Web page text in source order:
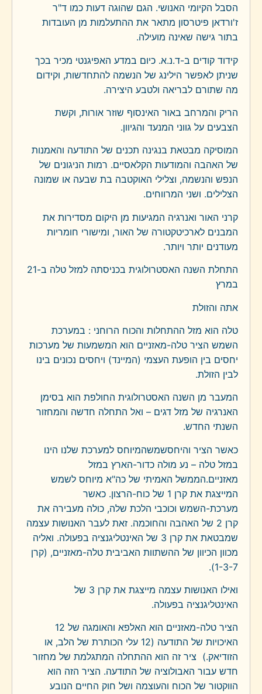
הסבל הקיומי האנושי. הגם שהוגה דעות כמו ד"ר
ז'ורדאן פיטרסון מתאר את ההתעלמות מן העובדות
בתור גישה שאינה מועילה.
קידוד קודים ב-ד.נ.א. כיום במדע האפיגנטי מכיר בכך
שניתן לאפשר הילינג של הנשמה להתחדשות, וקידום
מה שתורם לבריאה ולטבע היצירה.
הריק והמרחב באור האינסוף שוזר אורות, וקשת
הצבעים על גווני המנעד והגיוון.
המוסיקה מבטאת בנגינה תכנים של התודעה והאמנות
של האהבה והמודעות הקלאסיים. רמות הניגונים של
הנפש והנשמה, וצלילי האוקטבה בת שבעה או שמונה
הצלילים. ושני המרווחים.
קרני האור ואנרגיה המגיעות מן היקום מסדירות את
המבנים לארכיטקטורה של האור, ומישורי חומריות
מעודנים יותר ויותר.
התחלת השנה האסטרולוגית בכניסתה למזל טלה ב-21
במרץ
אתה והזולת
טלה הוא מזל ההתחלות והכוח הרוחני : במערכת
השמש הציר טלה-מאזניים הוא המשמעות של מערכות
יחסים בין הופעת העצמי (המיינד) ויחסים נכונים בינו
לבין הזולת.
המעבר מן השנה האסטרולוגית החולפת הוא בסימן
האנרגיה של מזל דגים – ואל התחלה חדשה והמחזור
השנתי החדש.
כאשר הציר והיחסשמשהמיוחס למערכת שלנו הינו
במזל טלה – נע מולה כדור-הארץ במזל
מאזניים.הממשל האמיתי של כה"א מיוחס לשמש
המייצגת את קרן 1 של כוח-הרצון. כאשר
מערכת-השמש וכוכבי הלכת שלה, כולה מעבירה את
קרן 2 של האהבה והחוכמה. זאת לעבר האנושות עצמה
שמבטאת את קרן 3 של האינטליגנציה בפעולה. ואליה
מכוון הכיוון של ההשתוות האביבית טלה-מאזניים, (קרן
1-3-7).
ואילו האנושות עצמה מייצגת את קרן 3 של
האינטליגנציה בפעולה.
הציר טלה-מאזניים הוא האלפא והאומגה של 12
האיכויות של התודעה (12 עלי הכותרת של הלב, או
הזודיאק.) ציר זה הוא ההתחלה המתגלמת של מחזור
חדש עבור האבולוציה של התודעה. הציר הזה הוא
הווקטור של הכוח והעוצמה ושל חוק החיים הנובע